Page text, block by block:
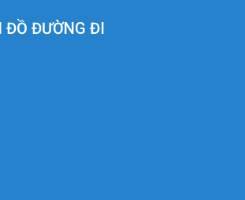
ĐỒ ĐƯỜNG ĐI